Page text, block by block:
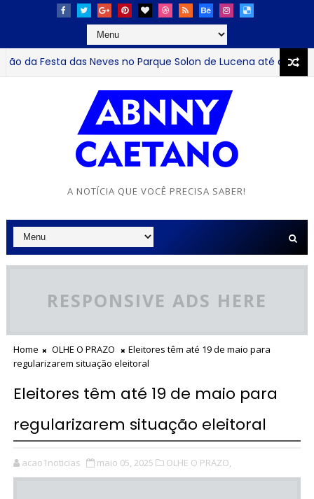
Festa das Neves no Parque Solon de Lucena até domingo
A NOTÍCIA QUE VOCÊ PRECISA SABER!
RESPONSIVE ADS HERE
Home OLHE O PRAZO
Eleitores têm até 19 de maio para
regularizarem situação eleitoral
Eleitores têm até 19 de maio para
regularizarem situação eleitoral
acao1noticias maio 05, 2025 OLHE O PRAZO,